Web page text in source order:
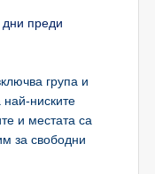
преди
група и
ниските
и местата са
за свободни